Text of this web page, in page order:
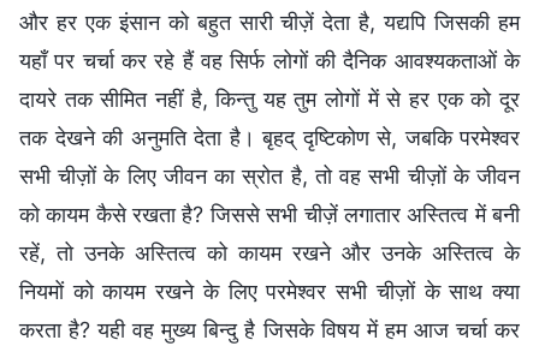
और हर एक इंसान को बहुत सारी चीज़ें देता है, यद्यपि जिसकी हम
यहाँ पर चर्चा कर रहे हैं वह सिर्फ लोगों की दैनिक आवश्यकताओं के
दायरे तक सीमित नहीं है, किन्तु यह तुम लोगों में से हर एक को दूर
तक देखने की अनुमति देता है। बृहद् दृष्टिकोण से, जबकि परमेश्वर
सभी चीज़ों के लिए जीवन का स्रोत है, तो वह सभी चीज़ों के जीवन
को कायम कैसे रखता है? जिससे सभी चीज़ें लगातार अस्तित्व में बनी
रहें, तो उनके अस्तित्व को कायम रखने और उनके अस्तित्व के
नियमों को कायम रखने के लिए परमेश्वर सभी चीज़ों के साथ क्या
करता है? यही वह मुख्य बिन्दु है जिसके विषय में हम आज चर्चा कर